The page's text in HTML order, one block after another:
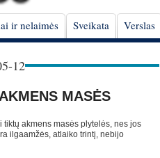
ir nelaimės Sveikata Verslas
12
MASĖS
akmens masės plytelės, nes jos
ilgaamžės, atlaiko trintį, nebijo